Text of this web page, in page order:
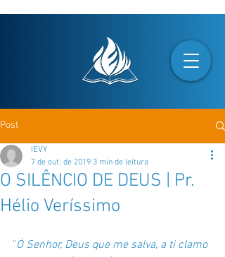
Post
O SILÊNCIO DE DEUS | Pr.
Hélio Veríssimo
IEVY
7 de out. de 2019 3 min de leitura
"Ó Senhor, Deus que me salva, a ti clamo